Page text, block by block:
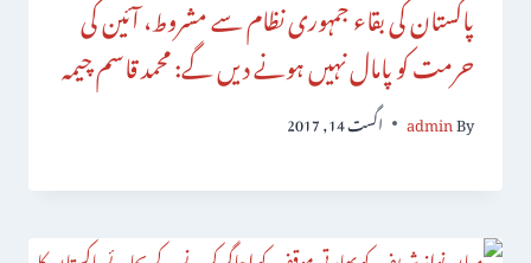
پاکستان کی بقاء جمہوری نظام سے مشروط، آئین کی
حرمت کو پامال نہیں ہونے دیں گے: محمد قاسم چیمہ
By
admin اگست 14, 2017